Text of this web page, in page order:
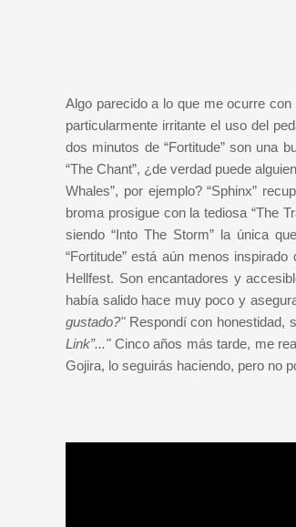
Algo parecido a lo que me ocurre
particularmente irritante el uso del
dos minutos de “Fortitude” son una
“The Chant”, ¿de verdad puede
Whales”, por ejemplo? “Sphinx”
broma prosigue con la tediosa “The
siendo “Into The Storm” la única
“Fortitude” está aún menos
Hellfest. Son encantadores y
había salido hace muy poco y
gustado?"Respondí con honestidad,
Link”..."Cinco años más tarde, me
Gojira, lo seguirás haciendo, pero no